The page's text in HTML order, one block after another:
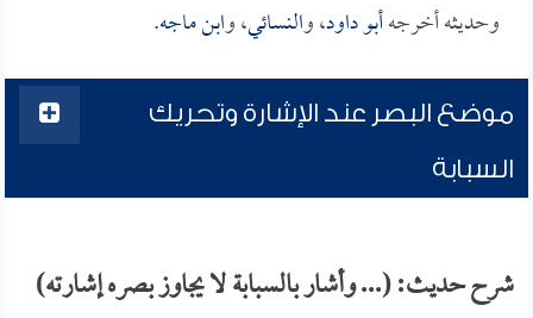
وحديثه أخرجهأبو داود، والنسائي، وابن ماجه.
موضع البصر عند الإشارة وتحريك
السبابة
شرح حديث: (... وأشار بالسبابة لا يجاوز بصره إشارته)